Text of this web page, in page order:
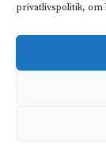
privatlivspolitik, om
8000 Aarhus C
info@lakeside.dk